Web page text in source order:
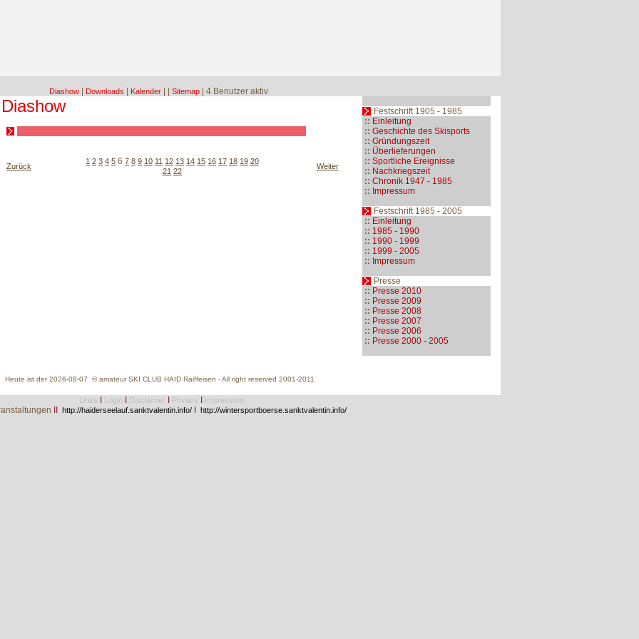
Diashow Downloads Kalender Sitemap | 4 Benutzer aktiv
Diashow
Zurück
1 2 3 4 5 6 7 8 9 10 11 12 13 14 15 16 17 18 19 20
21 22
Weiter
Festschrift 1905 - 1985
:: Einleitung
:: Geschichte des Skisports
:: Gründungszeit
:: Überlieferungen
:: Sportliche Ereignisse
:: Nachkriegszeit
:: Chronik 1947 - 1985
:: Impressum
Festschrift 1985 - 2005
:: Einleitung
:: 1985 - 1990
:: 1990 - 1999
:: 1999 - 2005
:: Impressum
Presse
:: Presse 2010
:: Presse 2009
:: Presse 2008
:: Presse 2007
:: Presse 2006
:: Presse 2000 - 2005
Heute ist der 2026-08-07 © amateur SKI CLUB HAID Raiffeisen - All right reserved 2001-2011
Links Login Disclaimer Privacy Impressum
http://haiderseelauf.sanktvalentin.info/ http://wintersportboerse.sanktvalentin.info/